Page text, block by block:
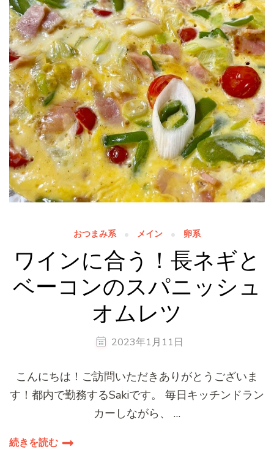
おつまみ系 メイン 卵系
ワインに合う！長ネギと
ベーコンのスパニッシュ
オムレツ
2023年1月11日
こんにちは！ご訪問いただきありがとうございま
す！都内で勤務するSakiです。 毎日キッチンドラン
カーしながら、 …
続きを読む